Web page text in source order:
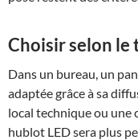
Choisir selon le
Dans un bureau, un
adaptée grâce à sa
local technique ou une
hublot LED sera plus